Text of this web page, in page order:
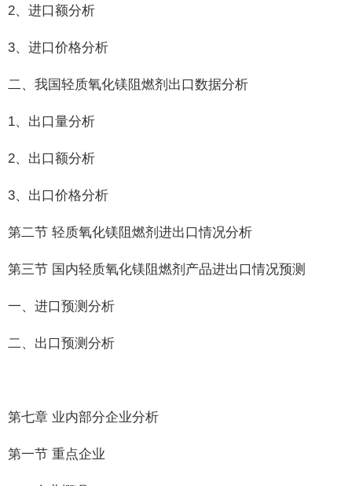
2、进口额分析
3、进口价格分析
二、我国轻质氧化镁阻燃剂出口数据分析
1、出口量分析
2、出口额分析
3、出口价格分析
第二节 轻质氧化镁阻燃剂进出口情况分析
第三节 国内轻质氧化镁阻燃剂产品进出口情况预测
一、进口预测分析
二、出口预测分析
第七章 业内部分企业分析
第一节 重点企业